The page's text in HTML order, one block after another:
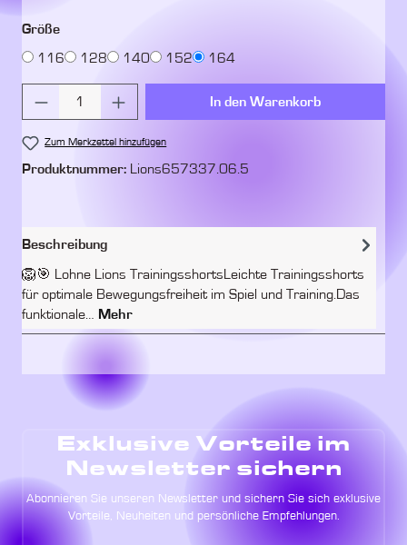
Größeauswählen
116
128 140 152 164
Produkt Anzahl: Gib den gewünschten Wert
In den Warenkorb
Zum Merkzettel hinzufügen
Produktnummer: Lions657337.06.5
Beschreibung
🦁🎯 Lohne Lions TrainingsshortsLeichte Trainingsshorts
für optimale Bewegungsfreiheit im Spiel und Training.Das
funktionale… Mehr
Exklusive Vorteile im
Newsletter sichern
Abonnieren Sie unseren Newsletter und sichern Sie sich exklusive
Vorteile, Neuheiten und persönliche Empfehlungen.